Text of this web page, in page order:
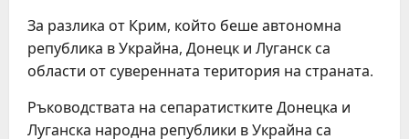
За разлика от Крим, който беше автономна
република в Украйна, Донецк и Луганск са
области от суверенната територия на страната.
Ръководствата на сепаратистките Донецка и
Луганска народна републики в Украйна са